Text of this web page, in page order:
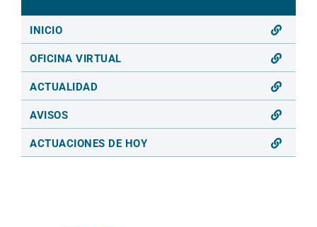
INICIO
OFICINA VIRTUAL
ACTUALIDAD
AVISOS
ACTUACIONES DE HOY